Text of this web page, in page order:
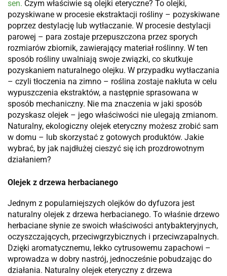
sen. Czym właściwie są olejki eteryczne? To olejki,
pozyskiwane w procesie ekstraktacji rośliny – pozyskiwane
poprzez destylację lub wytłaczanie. W procesie destylacji
parowej – para zostaje przepuszczona przez sporych
rozmiarów zbiornik, zawierający materiał roślinny. W ten
sposób rośliny uwalniają swoje związki, co skutkuje
pozyskaniem naturalnego olejku. W przypadku wytłaczania
– czyli tłoczenia na zimno – roślina zostaje nakłuta w celu
wypuszczenia ekstraktów, a następnie sprasowana w
sposób mechaniczny. Nie ma znaczenia w jaki sposób
pozyskasz olejek – jego właściwości nie ulegają zmianom.
Naturalny, ekologiczny olejek eteryczny możesz zrobić sam
w domu – lub skorzystać z gotowych produktów. Jakie
wybrać, by jak najdłużej cieszyć się ich prozdrowotnym
działaniem?
Olejek z drzewa herbacianego
Jednym z popularniejszych olejków do dyfuzora jest
naturalny olejek z drzewa herbacianego. To właśnie drzewo
herbaciane słynie ze swoich właściwości antybakteryjnych,
oczyszczających, przeciwgrzybicznych i przeciwzapalnych.
Dzięki aromatycznemu, lekko cytrusowemu zapachowi –
wprowadza w dobry nastrój, jednocześnie pobudzając do
działania. Naturalny olejek eteryczny z drzewa